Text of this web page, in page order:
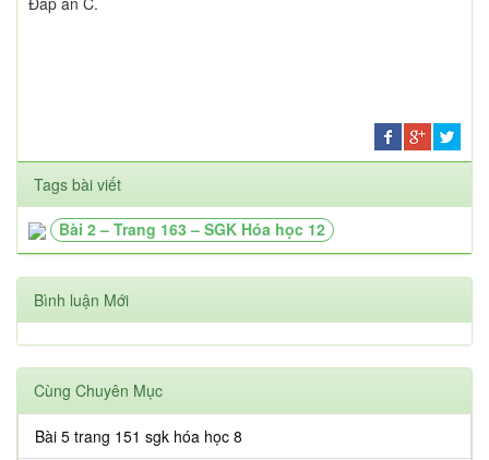
Tags bài viết
Bài 2 – Trang 163 – SGK Hóa học 12
Bình luận Mới
Cùng Chuyên Mục
Bài 5 trang 151 sgk hóa học 8